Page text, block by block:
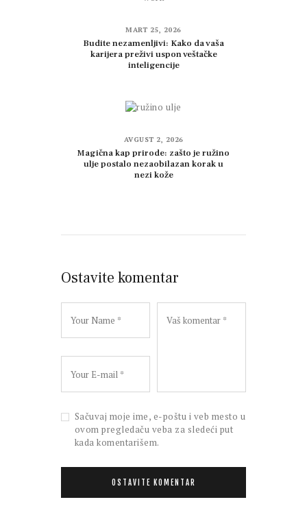
MART 25, 2026
Budite nezamenljivi: Kako da vaša
karijera preživi uspon veštačke
inteligencije
AVGUST 2, 2026
Magična kap prirode: zašto je ružino
ulje postalo nezaobilazan korak u
nezi kože
Ostavite komentar
Sačuvaj moje ime, e-poštu i veb mesto u
ovom pregledaču veba za sledeći put
kada komentarišem.